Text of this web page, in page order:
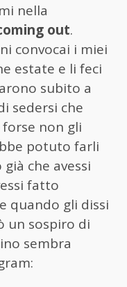
nella
out.
convocai i miei
estate e li feci
subito a
sedersi che
non gli
potuto farli
che avessi
fatto
quando gli dissi
un sospiro di
sembra